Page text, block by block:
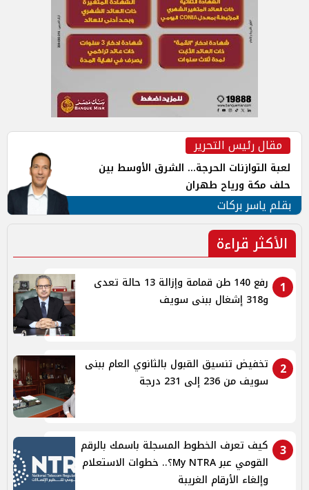
مقال رئيس التحرير
لعبة التوازنات الحرجة... الشرق الأوسط بين
حلف مكة ورياح طهران
بقلم ياسر بركات
الأكثر قراءة
1
رفع 140 طن قمامة وإزالة 13 حالة تعدى
و318 إشغال ببنى سويف
2
تخفيض تنسيق القبول بالثانوي العام ببنى
سويف من 236 إلى 231 درجة
3
كيف تعرف الخطوط المسجلة باسمك بالرقم
القومي عبر My NTRA؟.. خطوات الاستعلام
وإلغاء الأرقام الغريبة